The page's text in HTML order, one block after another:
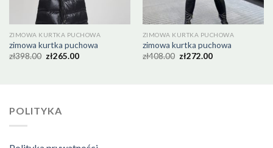
ZIMOWA KURTKA PUCHOWA
zimowa kurtka puchowa
zł398.00 zł265.00
ZIMOWA KURTKA PUCHOWA
zimowa kurtka puchowa
zł408.00 zł272.00
POLITYKA